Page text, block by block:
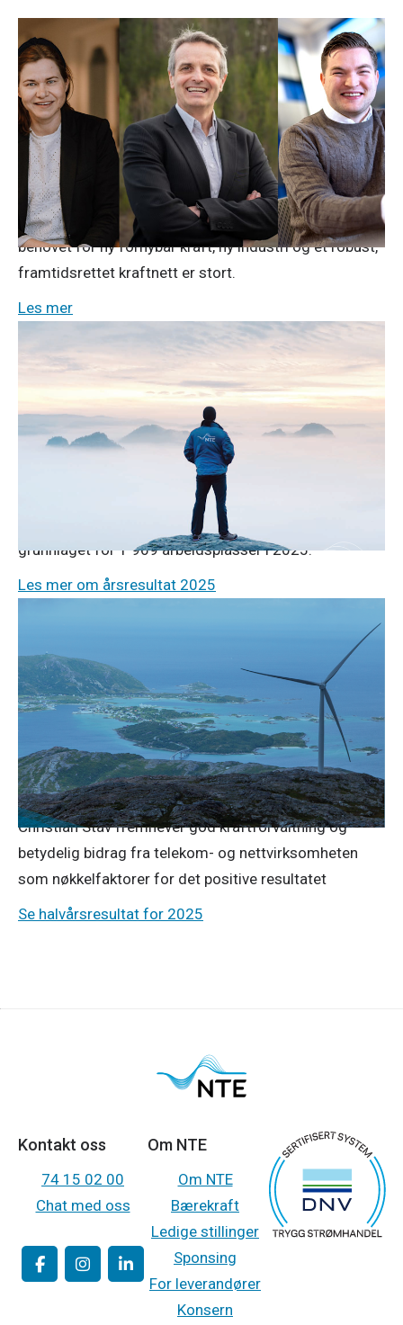
Pressemeldinger 11. mai 2026
NTE, SKS og Nordkraft går sammen om
kraftløft i Finnmark
Nordkraft, SKS og NTE går sammen om videre
utvikling av vindkraft i Finnmark. Samarbeidet er et
felles løft og en tydelig ambisjon om å bidra til kraft-
og industriløftet for Finnmark, i en region hvor
behovet for ny fornybar kraft, ny industri og et robust,
framtidsrettet kraftnett er stort.
Les mer
23. april 2026
Årsresultat 2025: Solid NTE-resultat
tross lave kraftpriser
Svært lave kraftpriser preger NTEs 2025-resultat.
NTE-konsernet leverte likevel et solid resultat etter
skatt på 473 millioner kroner, mot 457 millioner kroner
i 2024. NTE la også gjennom sin virksomhet
grunnlaget for 1 969 arbeidsplasser i 2025.
Les mer om årsresultat 2025
Tilfredsstillende NTE-resultat tross
svært lave kraftpriser
NTE har oppnådd et tilfredsstillende halvårsresultat til
tross for svært lave kraftpriser. Resultatet etter skatt
ble 283 millioner kroner, sammenlignet med 469
millioner kroner i samme periode i fjor. Konsernsjef
Christian Stav fremhever god kraftforvaltning og
betydelig bidrag fra telekom- og nettvirksomheten
som nøkkelfaktorer for det positive resultatet
Se halvårsresultat for 2025
Kontakt oss
74 15 02 00
Chat med oss
Om NTE
Om NTE
Bærekraft
Ledige stillinger
Sponsing
For leverandører
Konsern